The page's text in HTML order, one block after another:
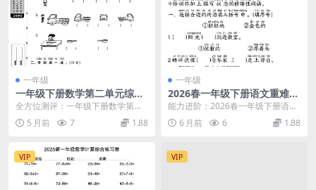
一年级
一年级下册数学第二单元综合
测试卷北师大版同步检测练习
全方位测评：一年级下册数学第二
单元综合测试卷（北师大版） 在完
成了“观察物体”这...
5 月前 7 1.88
一年级
2026春一年级下册语文重难点
句式仿写练习专项提分电子版
能力进阶：2026春一年级下册语文
重难点句式仿写练习核心解析 大家
好，我是学科星...
6 月前 6 1.88
VIP VIP